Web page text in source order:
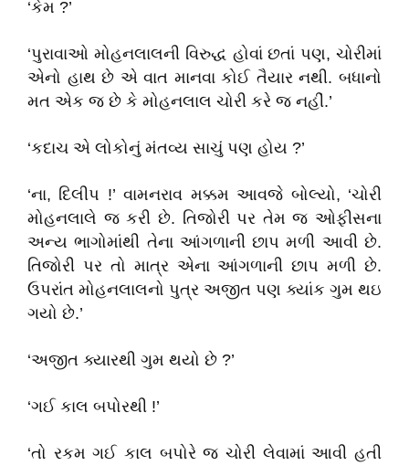
‘કેમ ?’
‘પુરાવાઓ મોહનલાલની વિરુદ્ધ હોવાં છતાં પણ, ચોરીમાં
એનો હાથ છે એ વાત માનવા કોઈ તૈયાર નથી. બધાનો
મત એક જ છે કે મોહનલાલ ચોરી કરે જ નહીં.’
‘કદાચ એ લોકોનું મંતવ્ય સાચું પણ હોય ?’
‘ના, દિલીપ !’ વામનરાવ મક્કમ આવજે બોલ્યો, ‘ચોરી
મોહનલાલે જ કરી છે. તિજોરી પર તેમ જ ઓફીસના
અન્ય ભાગોમાંથી તેના આંગળાની છાપ મળી આવી છે.
તિજોરી પર તો માત્ર એના આંગળાની છાપ મળી છે.
ઉપરાંત મોહનલાલનો પુત્ર અજીત પણ ક્યાંક ગુમ થઇ
ગયો છે.’
‘અજીત ક્યારથી ગુમ થયો છે ?’
‘ગઈ કાલ બપોરથી !’
‘તો રકમ ગઈ કાલ બપોરે જ ચોરી લેવામાં આવી હતી